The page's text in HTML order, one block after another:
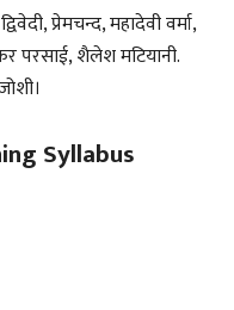
प्रेमचन्द, महादेवी वर्मा,
परसाई, शैलेश मटियानी.
Syllabus